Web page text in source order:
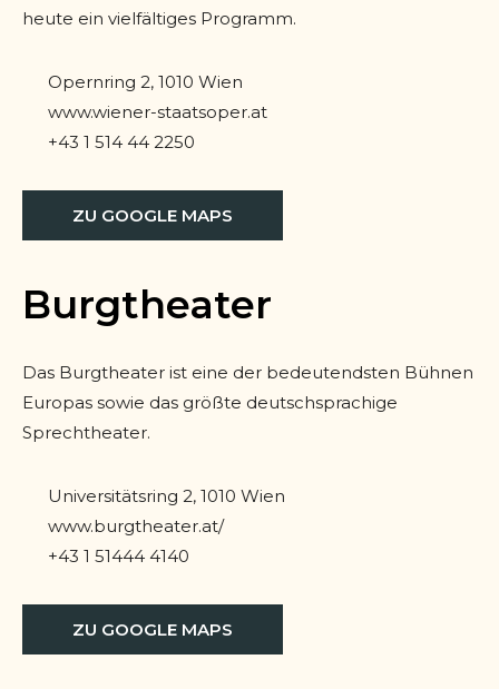
heute ein vielfältiges Programm.
Opernring 2, 1010 Wien
www.wiener-staatsoper.at
+43 1 514 44 2250
ZU GOOGLE MAPS
Burgtheater
Das Burgtheater ist eine der bedeutendsten Bühnen
Europas sowie das größte deutschsprachige
Sprechtheater.
Universitätsring 2, 1010 Wien
www.burgtheater.at/
+43 1 51444 4140
ZU GOOGLE MAPS